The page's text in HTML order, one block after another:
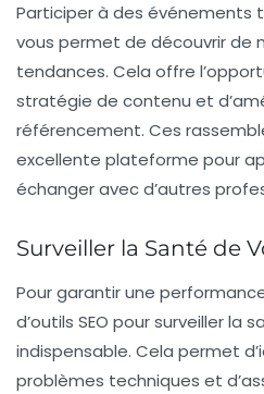
Participer à des événements
vous permet de découvrir de
tendances. Cela offre
stratégie de contenu et
référencement. Ces
excellente plateforme pour
échanger avec d’autres
Surveiller la Santé de
Pour garantir une
d’outils SEO pour surveiller la
indispensable. Cela permet
problèmes techniques et